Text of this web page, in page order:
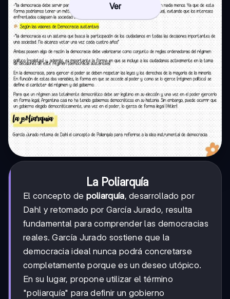
Ver
La Poliarquía
El concepto de poliarquía, desarrollado por
Dahl y retomado por García Jurado, resulta
fundamental para comprender las democracias
reales. García Jurado sostiene que la
democracia ideal nunca podrá concretarse
completamente porque es un deseo utópico.
En su lugar, propone utilizar el término
"poliarquía" para definir un gobierno